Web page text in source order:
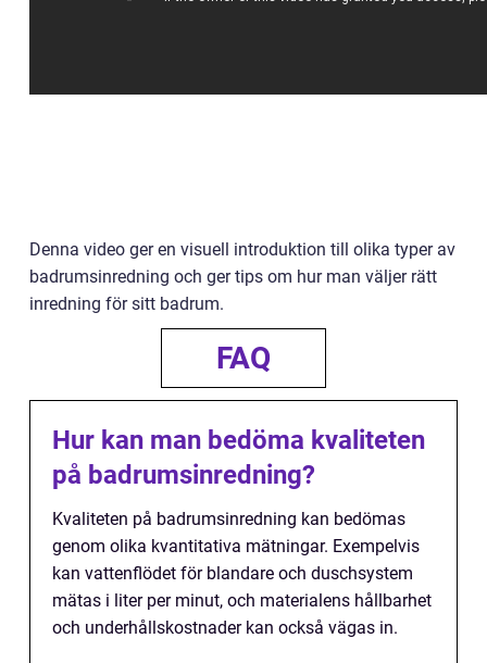
Denna video ger en visuell introduktion till olika typer av
badrumsinredning och ger tips om hur man väljer rätt
inredning för sitt badrum.
FAQ
Hur kan man bedöma kvaliteten
på badrumsinredning?
Kvaliteten på badrumsinredning kan bedömas
genom olika kvantitativa mätningar. Exempelvis
kan vattenflödet för blandare och duschsystem
mätas i liter per minut, och materialens hållbarhet
och underhållskostnader kan också vägas in.